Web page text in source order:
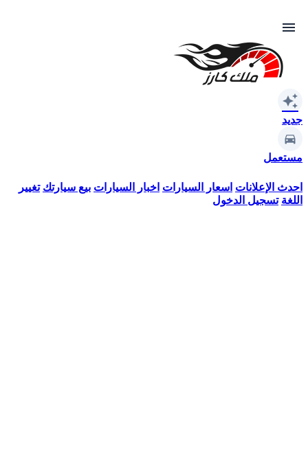
menu
auto_awesome
جديد
مستعمل
احدث الإعلانات اسعار السيارات اخبار السيارات بيع سيارتك تغيير
اللغة تسجيل الدخول